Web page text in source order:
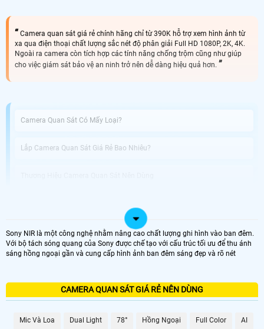
Camera quan sát giá rẻ chính hãng chỉ từ 390K hỗ trợ xem hình ảnh từ
xa qua điện thoại chất lượng sắc nét độ phân giải Full HD 1080P, 2K, 4K.
Ngoài ra camera còn tích hợp các tính năng chống trộm cũng như giúp
cho việc giám sát bảo vệ an ninh trở nên dễ dàng hiệu quả hơn.
Camera Quan Sát Có Mấy Loại?
Lắp Camera Quan Sát Giá Rẻ Bao Nhiêu?
Như bạn đã biết camera quan sát là một trong những giải pháp giúp đảm bảo
về tài sản cũng như đảm bảo an toàn an ninh, tạo cảm giác yên tâm hơn. Sau
đây là các lựa chọn camera giá rẻ chỉ từ 399K đầy đủ các loại như camera wifi,
Sony NIR là một công nghệ nhằm nâng cao chất lượng ghi hình vào ban đêm.
Với bộ tách sóng quang của Sony được chế tạo với cấu trúc tối ưu để thu ánh
sáng hồng ngoại gần và cung cấp hình ảnh ban đêm sáng đẹp và rõ nét
CAMERA QUAN SÁT GIÁ RẺ NÊN DÙNG
Mic Và Loa Dual Light 78° Hồng Ngoại Full Color AI